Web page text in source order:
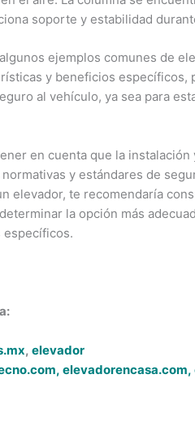
soporte y estabilidad
ejemplos comunes de
y beneficios
al vehículo, ya sea para
en cuenta que la
y estándares de
elevador, te recomendaría
la opción más
,elevador
elevadorencasa.com,